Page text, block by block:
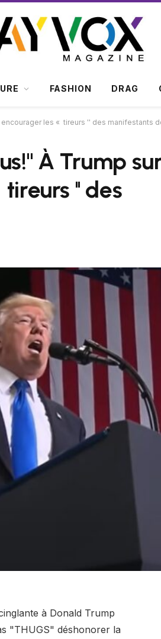
FASHION DRAG
les « tireurs '' des manifestants
À Trump
'' des
à Donald Trump
"THUGS" déshonorer la